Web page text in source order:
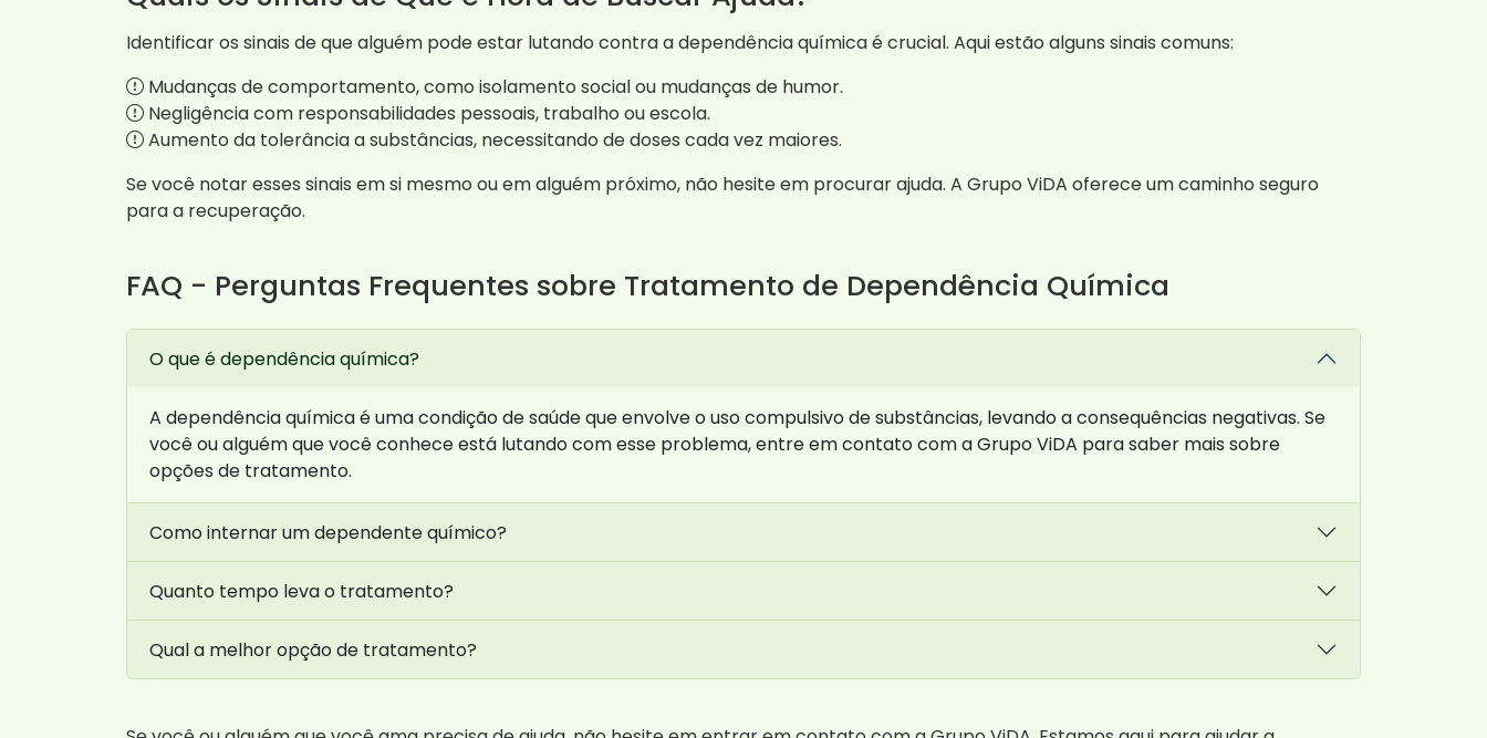
Identificar os sinais de que alguém pode estar lutando contra a dependência química é crucial. Aqui estão alguns sinais comuns:
Mudanças de comportamento, como isolamento social ou mudanças de humor.
Negligência com responsabilidades pessoais, trabalho ou escola.
Aumento da tolerância a substâncias, necessitando de doses cada vez maiores.
Se você notar esses sinais em si mesmo ou em alguém próximo, não hesite em procurar ajuda. A Grupo ViDA oferece um caminho seguro
para a recuperação.
FAQ - Perguntas Frequentes sobre Tratamento de Dependência Química
O que é dependência química?
A dependência química é uma condição de saúde que envolve o uso compulsivo de substâncias, levando a consequências negativas. Se
você ou alguém que você conhece está lutando com esse problema, entre em contato com a Grupo ViDA para saber mais sobre
opções de tratamento.
Como internar um dependente químico?
Quanto tempo leva o tratamento?
Qual a melhor opção de tratamento?